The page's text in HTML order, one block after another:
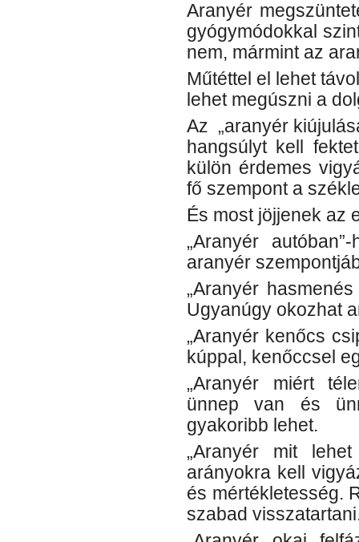
Aranyér
gyógymódokkal
nem, mármint az
Műtéttel el lehet
lehet megúszni a
Az „aranyér
hangsúlyt kell
külön érdemes
fő szempont a
És most jöjjenek az
„Aranyér
aranyér
„Aranyér
Ugyanúgy okozhat
„Aranyér kenőcs
kúppal, kenőccsel
„Aranyér miért
ünnep van és
gyakoribb lehet.
„Aranyér mit
arányokra kell
és mértékletesség.
szabad